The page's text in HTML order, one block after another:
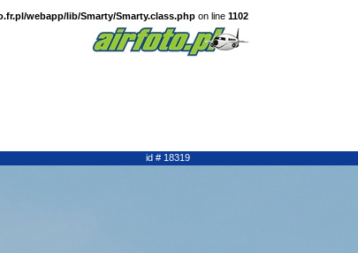
webapp/lib/Smarty/Smarty.class.php on line 1102
id # 18319